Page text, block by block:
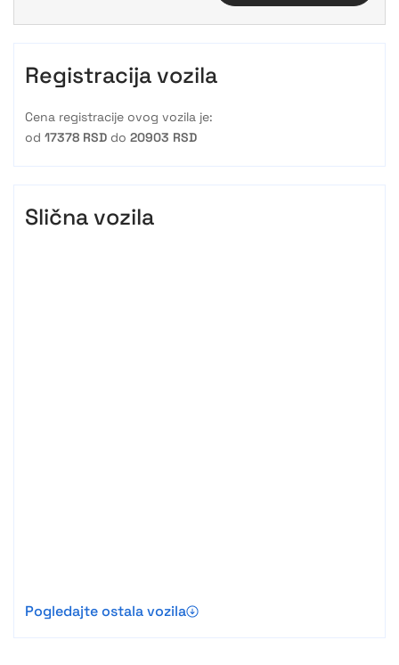
Registracija vozila
Cena registracije ovog vozila je:
od 17378 RSD do 20903 RSD
Slična vozila
Pogledajte ostala vozila